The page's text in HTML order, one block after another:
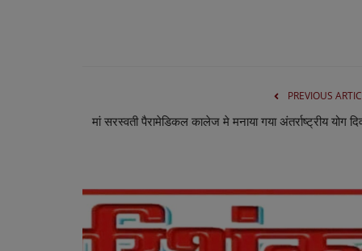
PREVIOUS
मां सरस्वती पैरामेडिकल कालेज मे मनाया गया अंतर्राष्ट्रीय योग